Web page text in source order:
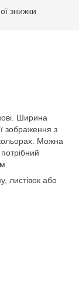
знижки
Ширина
зображення з
Можна
листівок або